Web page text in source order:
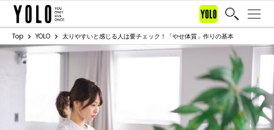
Top YOLO 太りやすいと感じる人は要チェック！「やせ体質」作りの基本